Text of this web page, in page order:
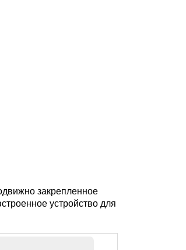
закрепленное
устройство для